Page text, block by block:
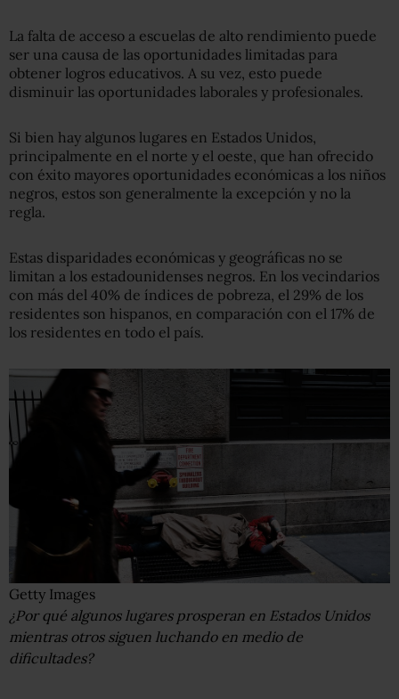
La falta de acceso a escuelas de alto rendimiento puede
ser una causa de las oportunidades limitadas para
obtener logros educativos. A su vez, esto puede
disminuir las oportunidades laborales y profesionales.
Si bien hay algunos lugares en Estados Unidos,
principalmente en el norte y el oeste, que han ofrecido
con éxito mayores oportunidades económicas a los niños
negros, estos son generalmente la excepción y no la
regla.
Estas disparidades económicas y geográficas no se
limitan a los estadounidenses negros. En los vecindarios
con más del 40% de índices de pobreza, el 29% de los
residentes son hispanos, en comparación con el 17% de
los residentes en todo el país.
Getty Images
¿Por qué algunos lugares prosperan en Estados Unidos
mientras otros siguen luchando en medio de
dificultades?